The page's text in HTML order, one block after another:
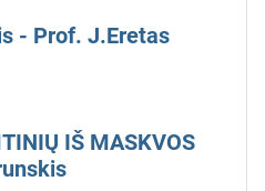
- Prof. J.Eretas
IŠ MASKVOS